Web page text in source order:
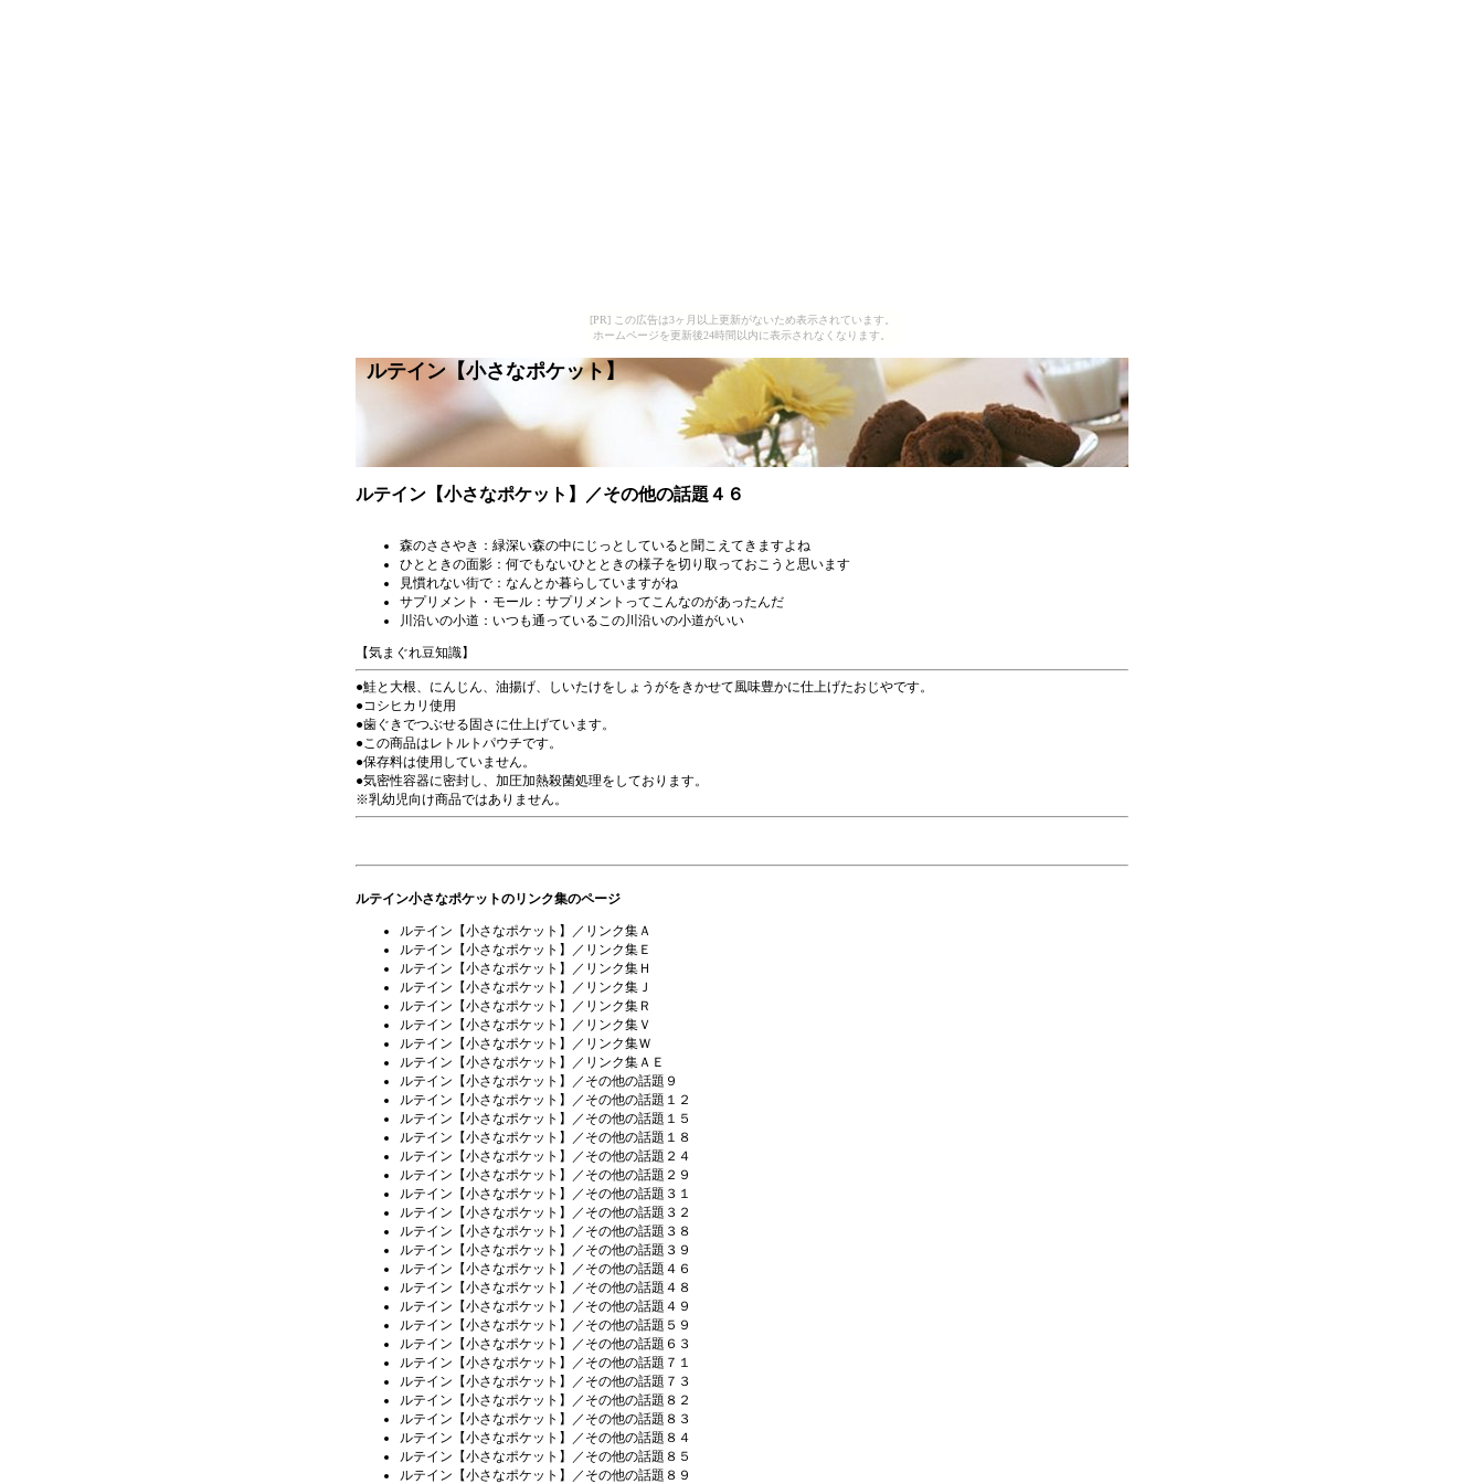
[PR] この広告は3ヶ月以上更新がないため表示されています。
ホームページを更新後24時間以内に表示されなくなります。
ルテイン【小さなポケット】
ルテイン【小さなポケット】／その他の話題４６
森のささやき：緑深い森の中にじっとしていると聞こえてきますよね
ひとときの面影 ：何でもないひとときの様子を切り取っておこうと思います
見慣れない街で：なんとか暮らしていますがね
サプリメント・モール：サプリメントってこんなのがあったんだ
川沿いの小道：いつも通っているこの川沿いの小道がいい
【気まぐれ豆知識】
●鮭と大根、にんじん、油揚げ、しいたけをしょうがをきかせて風味豊かに仕上げたおじやです。
●コシヒカリ使用
●歯ぐきでつぶせる固さに仕上げています。
●この商品はレトルトパウチです。
●保存料は使用していません。
●気密性容器に密封し、加圧加熱殺菌処理をしております。
※乳幼児向け商品ではありません。
ルテイン小さなポケットのリンク集のページ
ルテイン【小さなポケット】／リンク集Ａ
ルテイン【小さなポケット】／リンク集Ｅ
ルテイン【小さなポケット】／リンク集Ｈ
ルテイン【小さなポケット】／リンク集Ｊ
ルテイン【小さなポケット】／リンク集Ｒ
ルテイン【小さなポケット】／リンク集Ｖ
ルテイン【小さなポケット】／リンク集Ｗ
ルテイン【小さなポケット】／リンク集ＡＥ
ルテイン【小さなポケット】／その他の話題９
ルテイン【小さなポケット】／その他の話題１２
ルテイン【小さなポケット】／その他の話題１５
ルテイン【小さなポケット】／その他の話題１８
ルテイン【小さなポケット】／その他の話題２４
ルテイン【小さなポケット】／その他の話題２９
ルテイン【小さなポケット】／その他の話題３１
ルテイン【小さなポケット】／その他の話題３２
ルテイン【小さなポケット】／その他の話題３８
ルテイン【小さなポケット】／その他の話題３９
ルテイン【小さなポケット】／その他の話題４６
ルテイン【小さなポケット】／その他の話題４８
ルテイン【小さなポケット】／その他の話題４９
ルテイン【小さなポケット】／その他の話題５９
ルテイン【小さなポケット】／その他の話題６３
ルテイン【小さなポケット】／その他の話題７１
ルテイン【小さなポケット】／その他の話題７３
ルテイン【小さなポケット】／その他の話題８２
ルテイン【小さなポケット】／その他の話題８３
ルテイン【小さなポケット】／その他の話題８４
ルテイン【小さなポケット】／その他の話題８５
ルテイン【小さなポケット】／その他の話題８９